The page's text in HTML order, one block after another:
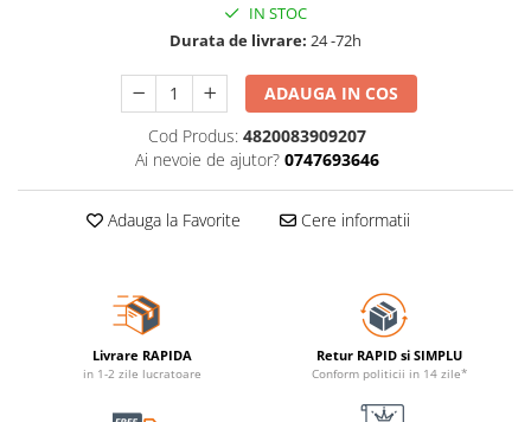
IN STOC
Durata de livrare: 24 -72h
ADAUGA IN COS
Cod Produs: 4820083909207
Ai nevoie de ajutor? 0747693646
Adauga la Favorite Cere informatii
Livrare RAPIDA
in 1-2 zile lucratoare
Retur RAPID si SIMPLU
Conform politicii in 14 zile*